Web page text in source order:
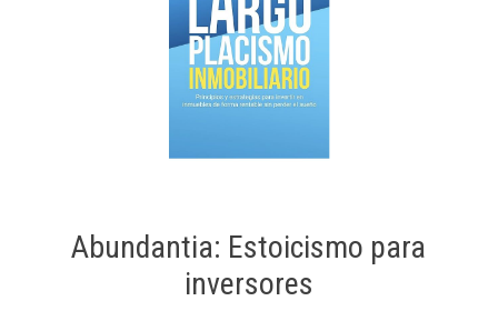
Abundantia: Estoicismo para
inversores